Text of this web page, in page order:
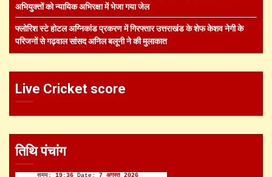
अभियुक्तों को न्यायिक अभिरक्षा में भेजा गया जेल
फ्लोरिश स्टे होटल अग्निकांड प्रकरण में गिरफ्तार उत्तराखंड के शेफ केशव नेगी के
परिजनों से गढ़वाल सांसद अनिल बलूनी ने की मुलाकात
Live Cricket score
तिथि पंचांग